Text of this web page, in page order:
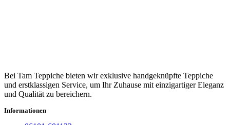
Bei Tam Teppiche bieten wir exklusive handgeknüpfte Teppiche
und erstklassigen Service, um Ihr Zuhause mit einzigartiger Eleganz
und Qualität zu bereichern.
Informationen